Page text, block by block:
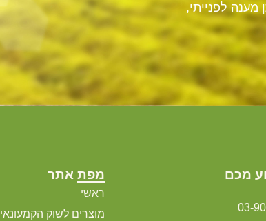
לפנייתי,
מכם
03-
מפת אתר
ראשי
מוצרים לשוק הקמעונאי